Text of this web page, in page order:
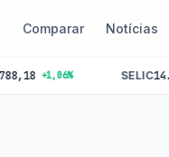
Comparar Notícias
14.25%